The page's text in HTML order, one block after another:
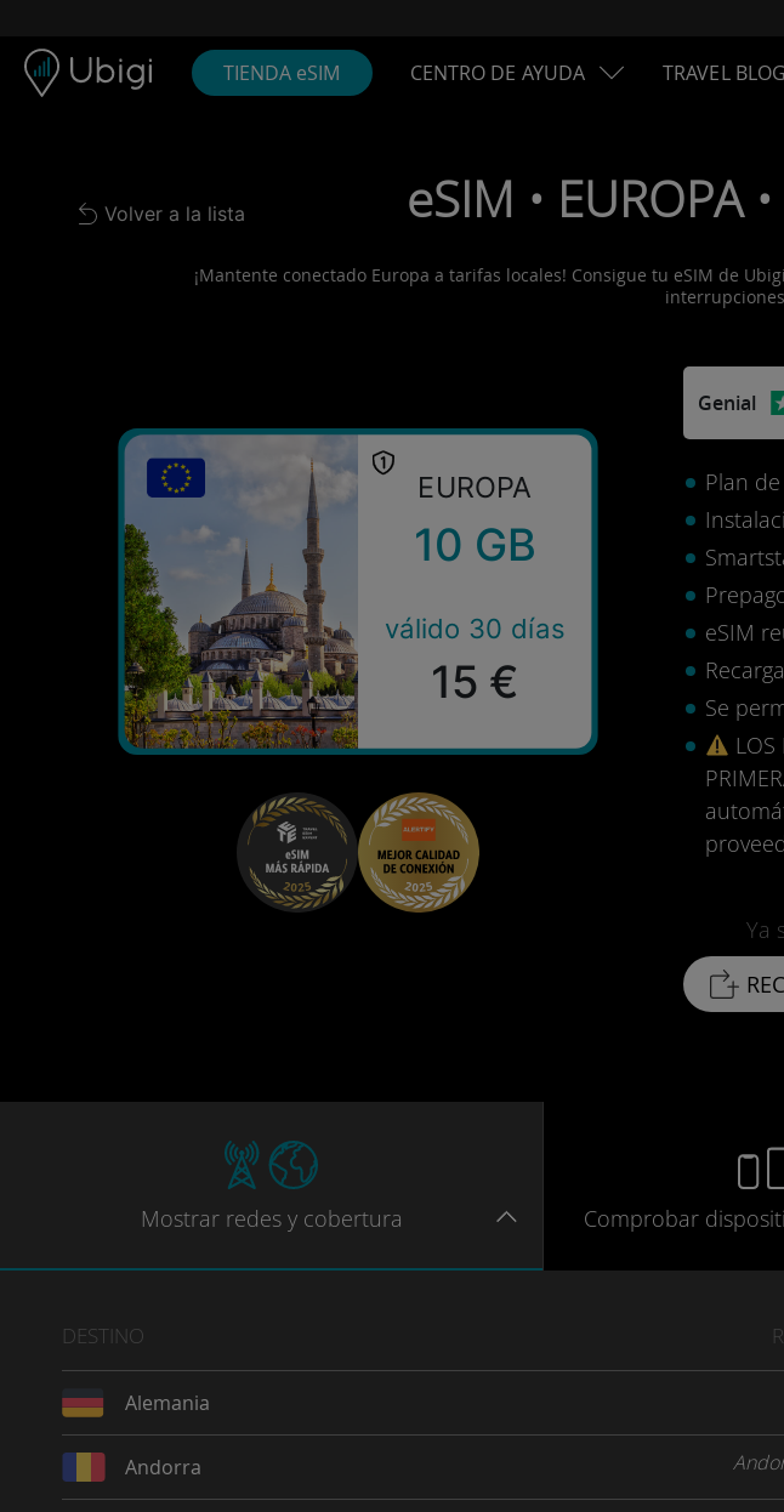
TIENDA eSIM CENTRO DE AYUDA TRAVEL BLOG
Back to list
Volver a la lista eSIM • EUROPA
¡Mantente conectado Europa a tarifas locales! Consigue tu eSIM de
EUROPA
10 GB
válido 30 días
15 €
Genial
Plan
eSIM
Se
LOS
Ya
Mostrar redes y cobertura Comprobar
DESTINO
Alemania
Andorra